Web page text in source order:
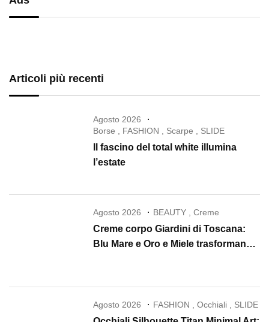
Articoli più recenti
Agosto 2026
Borse
FASHION Scarpe SLIDE
Il fascino del total white illumina
l’estate
Agosto 2026 BEAUTY ,Creme
Creme corpo Giardini di Toscana:
Blu Mare e Oro e Miele trasformano
Agosto 2026 FASHION ,Occhiali , SLIDE